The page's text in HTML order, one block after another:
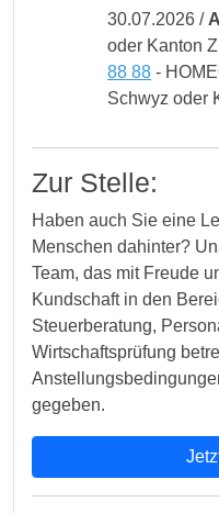
30.07.2026 /
oder Kanton
88 88-
Schwyz oder
Zur Stelle:
Haben auch Sie eine
Menschen dahinter?
Team, das mit Freude
Kundschaft in den
Steuerberatung,
Wirtschaftsprüfung
gegeben.